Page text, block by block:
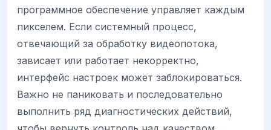
программное обеспечение управляет каждым
пикселем. Если системный процесс,
отвечающий за обработку видеопотока,
зависает или работает некорректно,
интерфейс настроек может заблокироваться.
Важно не паниковать и последовательно
выполнить ряд диагностических действий,